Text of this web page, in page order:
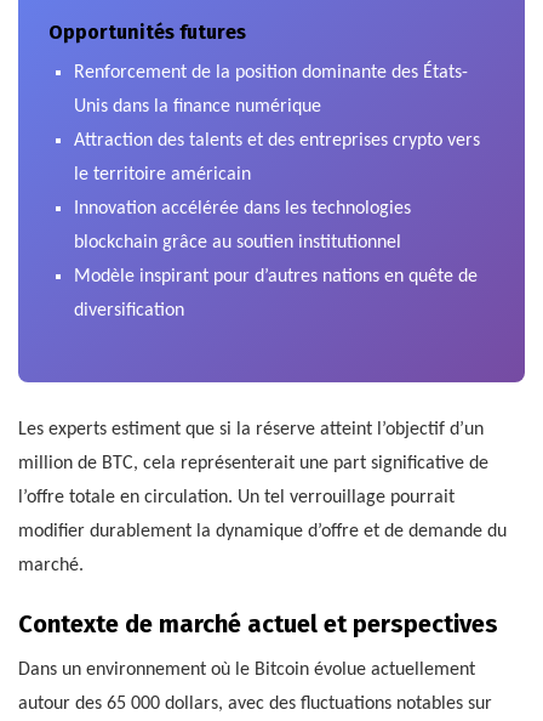
Opportunités futures
Renforcement de la position dominante des États-
Unis dans la finance numérique
Attraction des talents et des entreprises crypto vers
le territoire américain
Innovation accélérée dans les technologies
blockchain grâce au soutien institutionnel
Modèle inspirant pour d’autres nations en quête de
diversification
Les experts estiment que si la réserve atteint l’objectif d’un
million de BTC, cela représenterait une part significative de
l’offre totale en circulation. Un tel verrouillage pourrait
modifier durablement la dynamique d’offre et de demande du
marché.
Contexte de marché actuel et perspectives
Dans un environnement où le Bitcoin évolue actuellement
autour des 65 000 dollars, avec des fluctuations notables sur